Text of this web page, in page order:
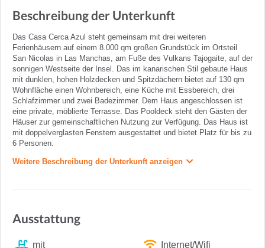
Beschreibung der Unterkunft
Das Casa Cerca Azul steht gemeinsam mit drei weiteren
Ferienhäusern auf einem 8.000 qm großen Grundstück im Ortsteil
San Nicolas in Las Manchas, am Fuße des Vulkans Tajogaite, auf der
sonnigen Westseite der Insel. Das im kanarischen Stil gebaute Haus
mit dunklen, hohen Holzdecken und Spitzdächern bietet auf 130 qm
Wohnfläche einen Wohnbereich, eine Küche mit Essbereich, drei
Schlafzimmer und zwei Badezimmer. Dem Haus angeschlossen ist
eine private, möblierte Terrasse. Das Pooldeck steht den Gästen der
Häuser zur gemeinschaftlichen Nutzung zur Verfügung. Das Haus ist
mit doppelverglasten Fenstern ausgestattet und bietet Platz für bis zu
6 Personen.
Weitere Beschreibung der Unterkunft anzeigen
Ausstattung
mit
Internet/Wifi